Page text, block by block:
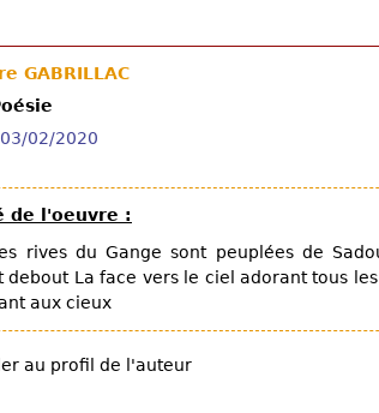
GABRILLAC
02/2020
de l'oeuvre :
rives du Gange sont peuplées de
debout La face vers le ciel adorant tous
aux cieux
au profil de l'auteur